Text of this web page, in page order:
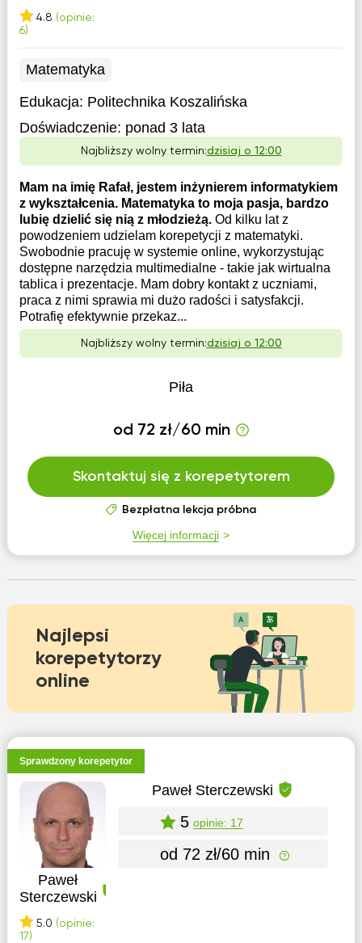
4.8 (opinie:
6)
Matematyka
Edukacja: Politechnika Koszalińska
Doświadczenie: ponad 3 lata
Najbliższy wolny termin:dzisiaj o 12:00
Mam na imię Rafał, jestem inżynierem informatykiem
z wykształcenia. Matematyka to moja pasja, bardzo
lubię dzielić się nią z młodzieżą. Od kilku lat z
powodzeniem udzielam korepetycji z matematyki.
Swobodnie pracuję w systemie online, wykorzystując
dostępne narzędzia multimedialne - takie jak wirtualna
tablica i prezentacje. Mam dobry kontakt z uczniami,
praca z nimi sprawia mi dużo radości i satysfakcji.
Potrafię efektywnie przekaz...
Najbliższy wolny termin:dzisiaj o 12:00
Piła
od 72 zł/60 min
Skontaktuj się z korepetytorem
Bezpłatna lekcja próbna
Więcej informacji
Najlepsi
korepetytorzy
online
Sprawdzony korepetytor
Paweł
Sterczewski
5.0 (opinie:
17)
Paweł Sterczewski
5 opinie: 17
od 72 zł/60 min